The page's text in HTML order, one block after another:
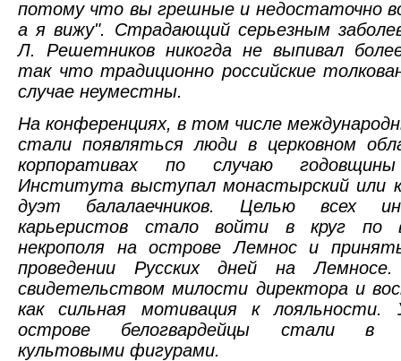
потому что вы грешные и недостаточно
а я вижу". Страдающий серьезным
Л. Решетников никогда не выпивал
так что традиционно российские
случае неуместны.
На конференциях, в том числе
стали появляться люди в церковном
корпоративах по случаю годовщины
Института выступал монастырский или
дуэт балалаечников. Целью всех
карьеристов стало войти в круг по
некрополя на острове Лемнос и
проведении Русских дней на
свидетельством милости директора и
как сильная мотивация к лояльности.
острове белогвардейцы стали в
культовыми фигурами.